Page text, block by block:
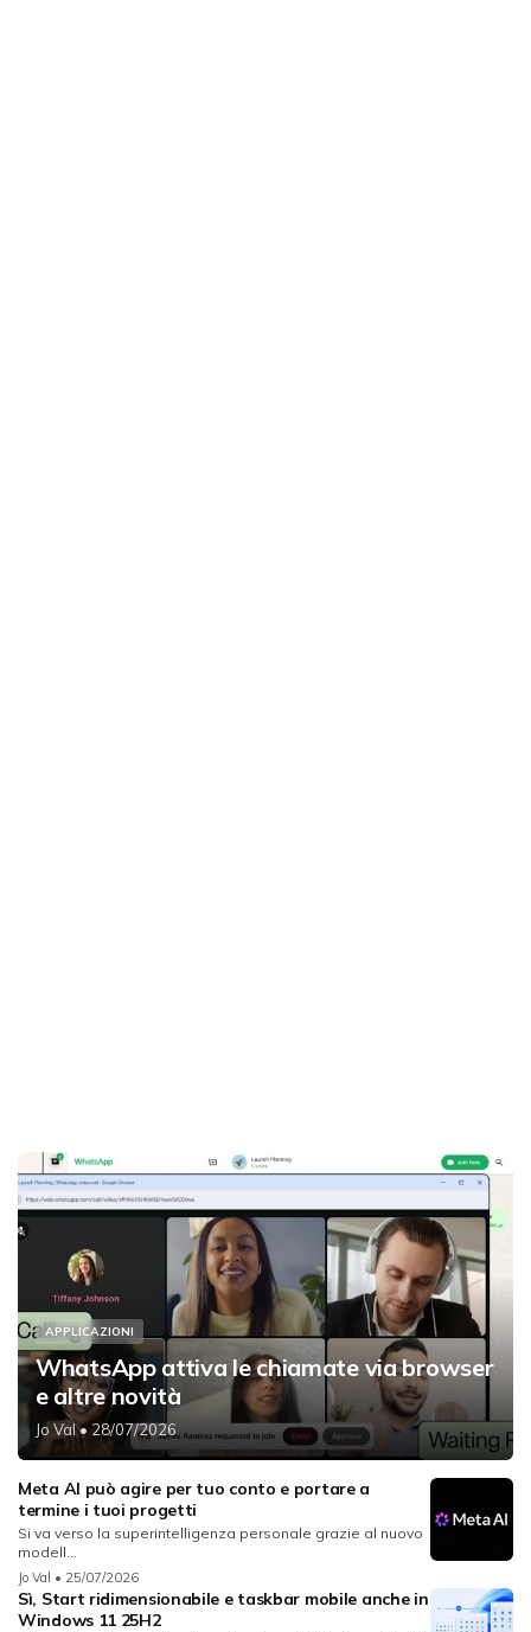
APPLICAZIONI
WhatsApp attiva le chiamate via browser
e altre novità
Jo Val• 28/07/2026
Meta AI può agire per tuo conto e portare a
termine i tuoi progetti
Si va verso la superintelligenza personale grazie al nuovo
modell...
Jo Val • 25/07/2026
Sì, Start ridimensionabile e taskbar mobile anche in
Windows 11 25H2